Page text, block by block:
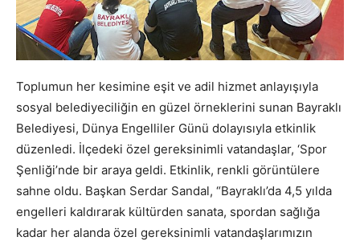
Toplumun her kesimine eşit ve adil hizmet anlayışıyla
sosyal belediyeciliğin en güzel örneklerini sunan Bayraklı
Belediyesi, Dünya Engelliler Günü dolayısıyla etkinlik
düzenledi. İlçedeki özel gereksinimli vatandaşlar, ‘Spor
Şenliği’nde bir araya geldi. Etkinlik, renkli görüntülere
sahne oldu. Başkan Serdar Sandal, “Bayraklı’da 4,5 yılda
engelleri kaldırarak kültürden sanata, spordan sağlığa
kadar her alanda özel gereksinimli vatandaşlarımızın